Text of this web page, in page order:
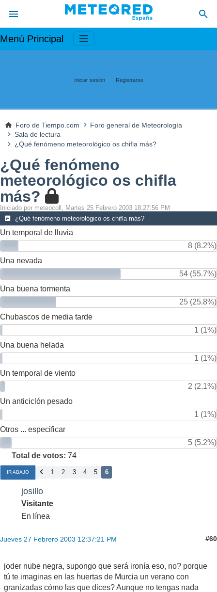
Menú Principal
Iniciar sesión Registrarse
Foro de Tiempo.com
Foro general de Meteorología
Sala de lectura
¿Qué fenómeno meteorológico os chifla más?
¿Qué fenómeno
meteorológico os chifla
más?
Iniciado por meteocoll, Martes 25 Febrero 2003 18:27:56 PM
¿Qué fenómeno meteorológico os chifla más?
Un temporal de lluvia
8 (8.2%)
Una nevada
54 (55.7%)
Una buena tormenta
25 (25.8%)
Chubascos de media tarde
1 (1%)
Una buena helada
1 (1%)
Un temporal de viento
2 (2.1%)
Un anticiclón pesado
1 (1%)
Otros ... especificar
5 (5.2%)
Total de votos: 74
IR ABAJO 1 2 3 4 5 6
josillo
Visitante
En línea
Jueves 27 Febrero 2003 12:37:21 PM #60
joder nube negra, supongo que será ironía eso, no? porque
tú te imaginas en las huertas de Murcia un verano con
granizadas cómo las que dices? Aunque no tengas nada